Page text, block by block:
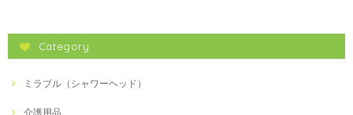
Category
ミラブル（シャワーヘッド）
介護用品